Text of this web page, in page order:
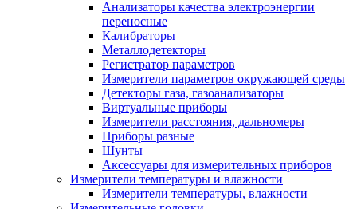
Анализаторы качества электроэнергии
переносные
Калибраторы
Металлодетекторы
Регистратор параметров
Измерители параметров окружающей среды
Детекторы газа, газоанализаторы
Виртуальные приборы
Измерители расстояния, дальномеры
Приборы разные
Шунты
Аксессуары для измерительных приборов
Измерители температуры и влажности
Измерители температуры, влажности